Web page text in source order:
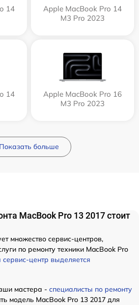
14
Apple MacBook Pro 14
M3 Pro 2023
14
Apple MacBook Pro 16
M3 Pro 2023
Показать больше
MacBook Pro 13 2017 стоит
множество сервис-центров,
по ремонту техники MacBook Pro
центр выделяется
мастера - специалисты по ремонту
модель MacBook Pro 13 2017 для